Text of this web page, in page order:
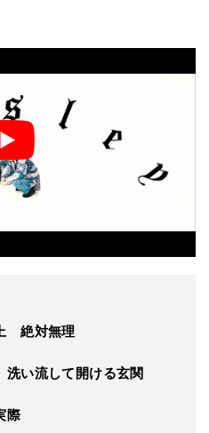
絶対無理
い流して開ける玄関
際